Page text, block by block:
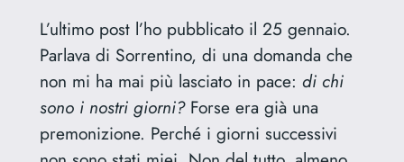
L’ultimo post l’ho pubblicato il 25 gennaio.
Parlava di Sorrentino, di una domanda che
non mi ha mai più lasciato in pace: di chi
sono i nostri giorni?Forse era già una
premonizione. Perché i giorni successivi